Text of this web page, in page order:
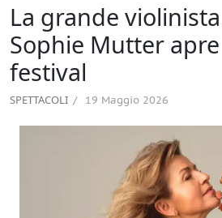
La grande
Sophie Mutter
festival
SPETTACOLI 19 Maggio 2026